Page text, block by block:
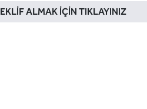
ALMAK İÇIN TIKLAYINIZ